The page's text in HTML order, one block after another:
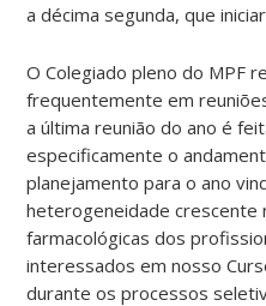
a décima segunda, que
O Colegiado pleno do MPF
frequentemente em
a última reunião do ano é
especificamente o
planejamento para o ano
heterogeneidade crescente
farmacológicas dos
interessados em nosso
durante os processos